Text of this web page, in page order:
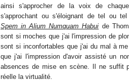
ainsi s'approcher de la voix de
s'approchant ou s'éloignant de tel ou
Spem in Alium Numquam Habui de
sont si moches que j'ai l'impression de
sont si inconfortables que j'ai du mal à
que j'ai l'impression d'avoir assisté un
absences de mise en scène. Il ne suffit
réelle la virtualité.